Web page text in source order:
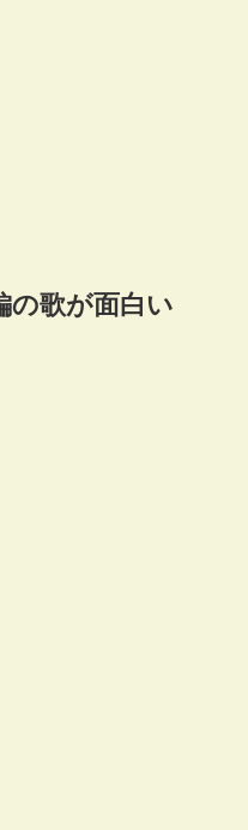
の歌が面白い